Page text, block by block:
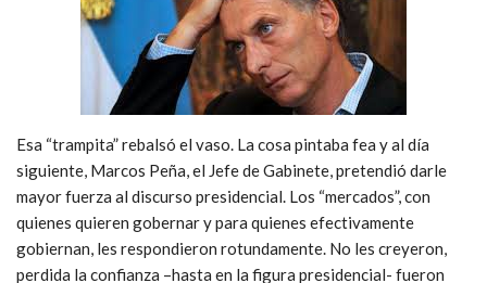
Esa “trampita” rebalsó el vaso. La cosa pintaba fea y al día
siguiente, Marcos Peña, el Jefe de Gabinete, pretendió darle
mayor fuerza al discurso presidencial. Los “mercados”, con
quienes quieren gobernar y para quienes efectivamente
gobiernan, les respondieron rotundamente. No les creyeron,
perdida la confianza –hasta en la figura presidencial- fueron